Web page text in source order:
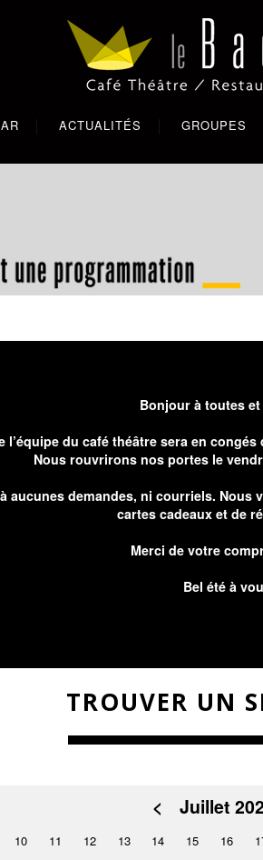
ACTUALITÉS GROUPES
Bonjour à toutes
l’équipe du café théâtre sera en
Nous rouvrirons nos portes le
aucunes demandes, ni courriels.
cartes cadeaux et de
Merci de votre
Bel été à
TROUVER UN
< Juillet
10 11 12 13 14 15 16